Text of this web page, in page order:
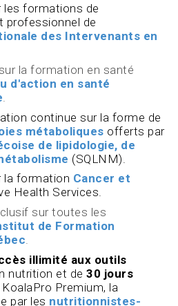
les formations de
professionnel de
des Intervenants en
la formation en santé
d'action en santé
continue sur la forme de
métaboliques offerts par
de lipidologie, de
(SQLNM).
la formation Cancer et
Health Services.
sur toutes les
de Formation
.
illimité aux outils
nutrition et de30 jours
KoalaPro Premium, la
par les nutritionnistes-